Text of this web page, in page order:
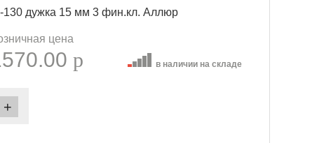
дужка 15 мм 3 фин.кл. Аллюр
цена
p в наличии на складе
+